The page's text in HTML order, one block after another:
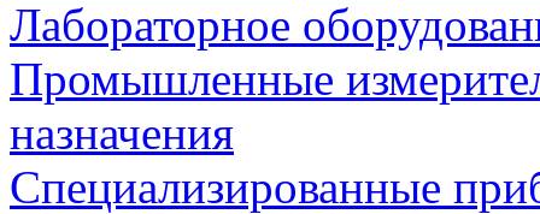
Лабораторное
Промышленные
назначения
Специализированные